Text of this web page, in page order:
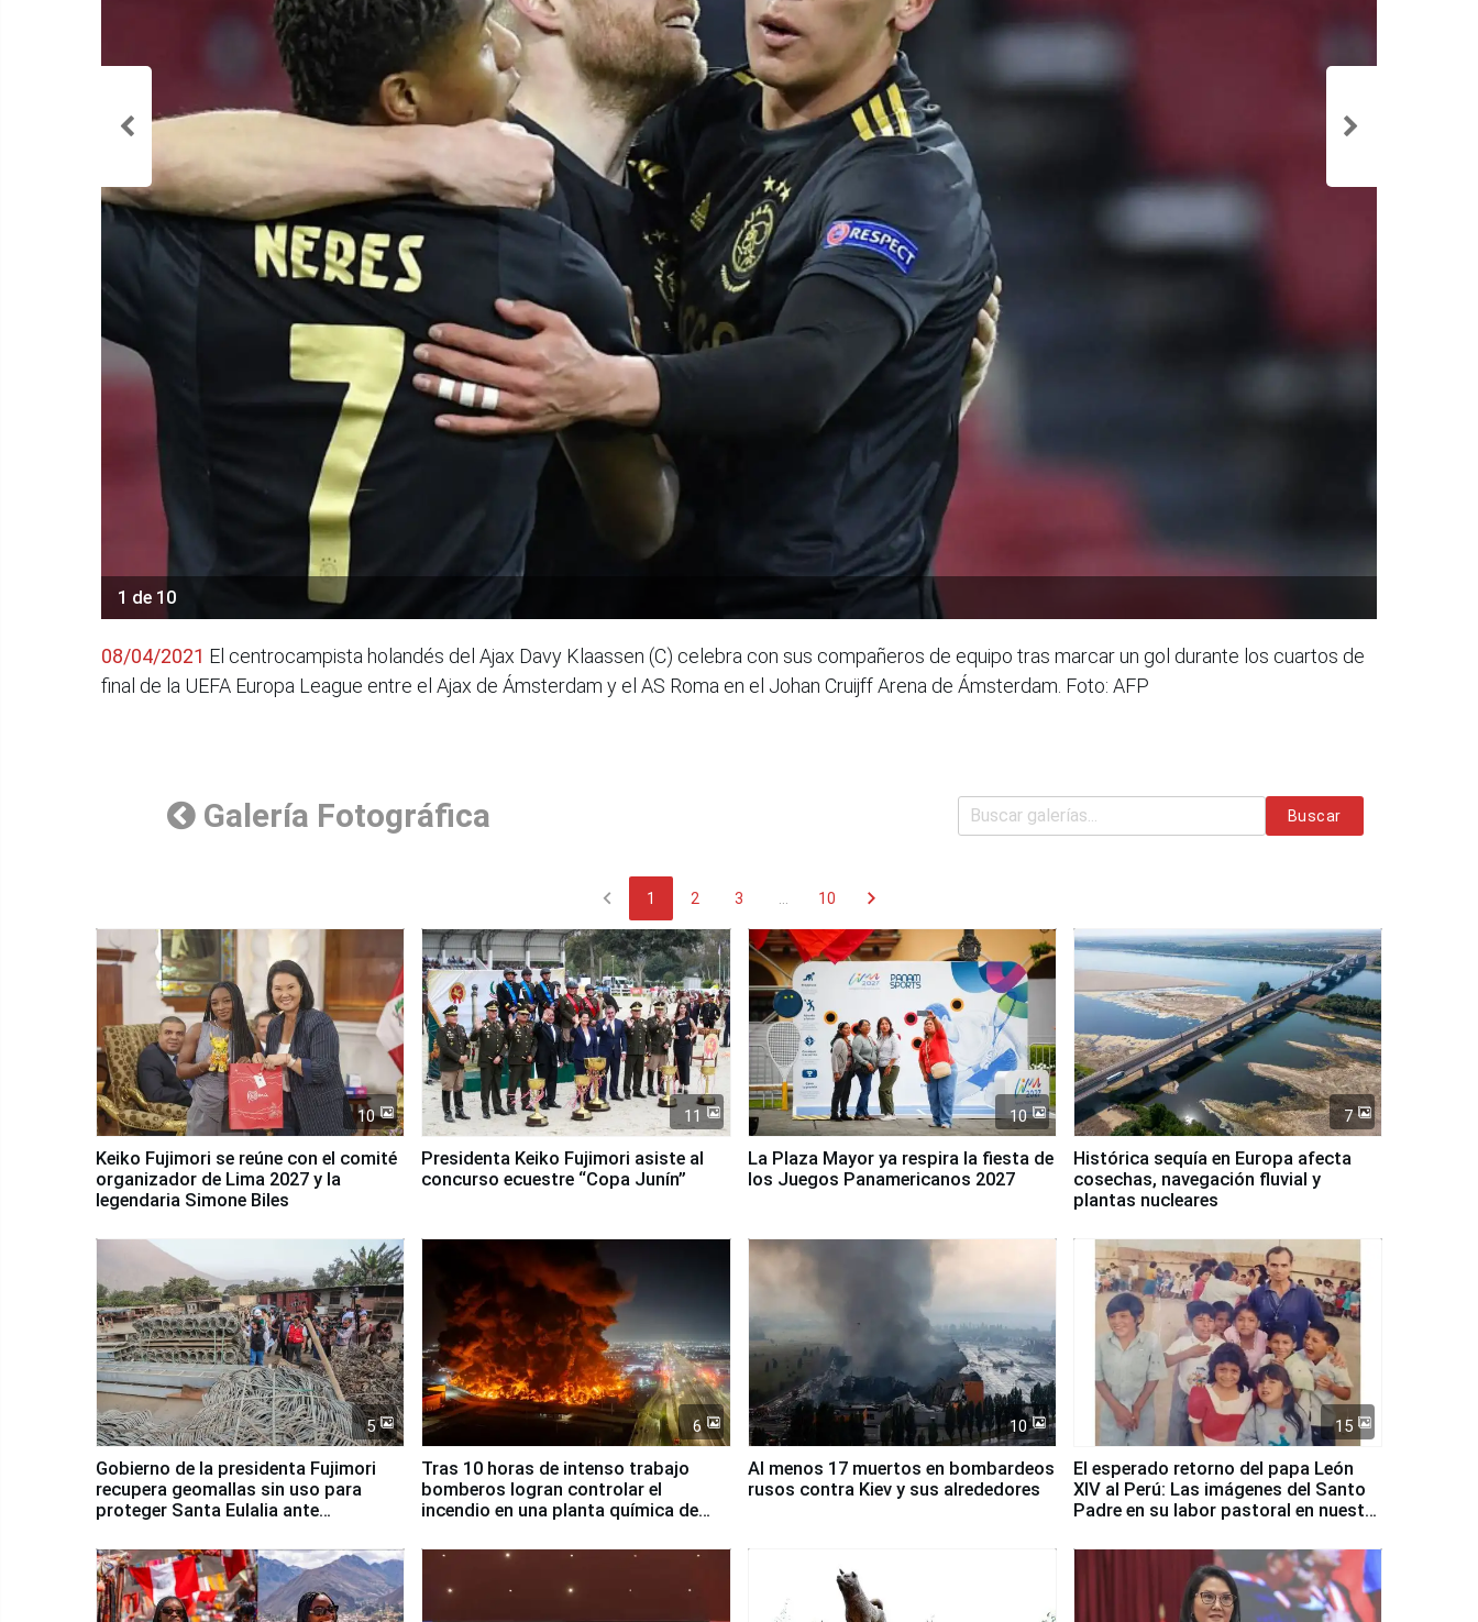
1 de 10
08/04/2021 El centrocampista holandés del Ajax Davy Klaassen (C) celebra con sus compañeros de equipo tras marcar un gol durante los cuartos de
final de la UEFA Europa League entre el Ajax de Ámsterdam y el AS Roma en el Johan Cruijff Arena de Ámsterdam. Foto: AFP
Galería Fotográfica Buscar
chevron_left 1 2 3 10 chevron_right
10
Keiko Fujimori se reúne con el comité
organizador de Lima 2027 y la
legendaria Simone Biles
11
Presidenta Keiko Fujimori asiste al
concurso ecuestre “Copa Junín”
10
La Plaza Mayor ya respira la fiesta de
los Juegos Panamericanos 2027
7
Histórica sequía en Europa afecta
cosechas, navegación fluvial y
plantas nucleares
5
Gobierno de la presidenta Fujimori
recupera geomallas sin uso para
proteger Santa Eulalia ante
6
Tras 10 horas de intenso trabajo
bomberos logran controlar el
incendio en una planta química de
10
Al menos 17 muertos en bombardeos
rusos contra Kiev y sus alrededores
15
El esperado retorno del papa León
XIV al Perú: Las imágenes del Santo
Padre en su labor pastoral en nuestro